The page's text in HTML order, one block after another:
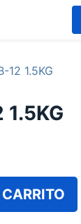
12 1.5KG
1.5KG